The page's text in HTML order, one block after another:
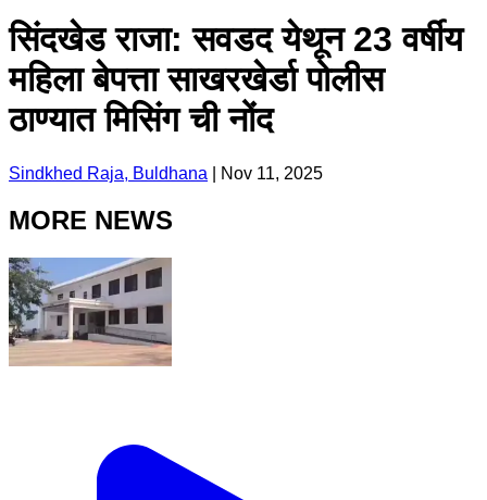
सिंदखेड राजा: सवडद येथून 23 वर्षीय
महिला बेपत्ता साखरखेर्डा पोलीस
ठाण्यात मिसिंग ची नोंद
Sindkhed Raja, Buldhana Nov 11, 2025
MORE NEWS